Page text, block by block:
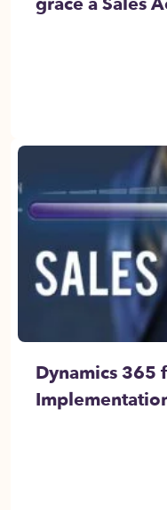
Dynamics 365